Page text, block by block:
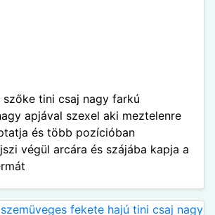
szőke tini csaj nagy farkú
apjával szexel aki meztelenre
és több pozícióban
végül arcára és szájába kapja a